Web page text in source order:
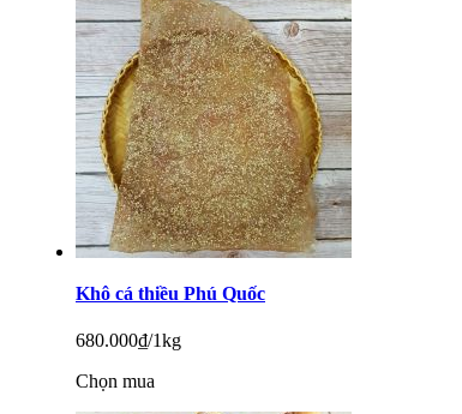
Khô cá thiều Phú Quốc
680.000₫/1kg
Chọn mua